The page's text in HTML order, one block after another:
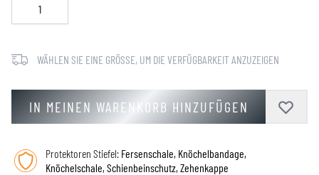
WÄHLEN SIE EINE GRÖSSE, UM DIE VERFÜGBARKEIT ANZUZEIGEN
IN MEINEN WARENKORB HINZUFÜGEN
Protektoren Stiefel: Fersenschale, Knöchelbandage,
Knöchelschale, Schienbeinschutz, Zehenkappe